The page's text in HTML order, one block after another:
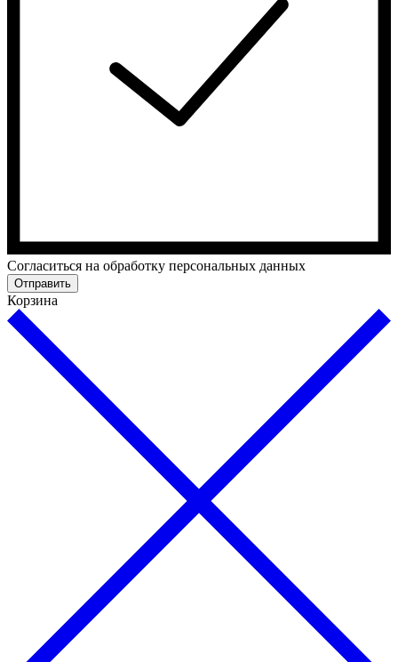
Cогласиться на обработку персональных данных
Отправить
Корзина